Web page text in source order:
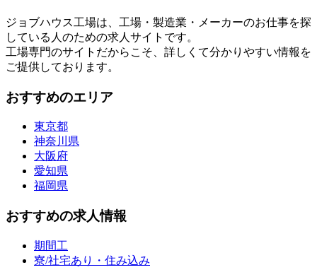
ジョブハウス工場は、工場・製造業・メーカーのお仕事を探
している人のための求人サイトです。
工場専門のサイトだからこそ、詳しくて分かりやすい情報を
ご提供しております。
おすすめのエリア
東京都
神奈川県
大阪府
愛知県
福岡県
おすすめの求人情報
期間工
寮/社宅あり・住み込み